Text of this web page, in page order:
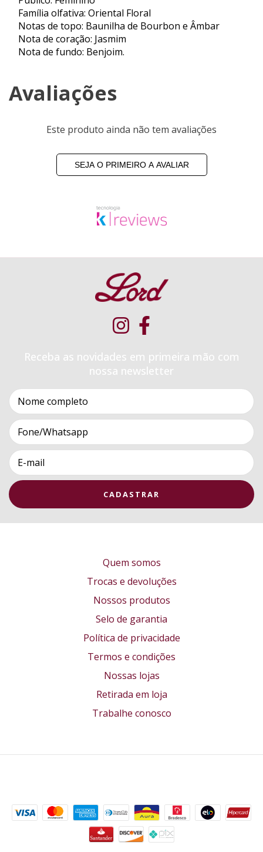
Família olfativa: Oriental Floral
Notas de topo: Baunilha de Bourbon e Âmbar
Nota de coração: Jasmim
Nota de fundo: Benjoim.
Avaliações
Este produto ainda não tem avaliações
SEJA O PRIMEIRO A AVALIAR
Receba as novidades em primeira mão com
nossa newsletter
Quem somos
Trocas e devoluções
Nossos produtos
Selo de garantia
Política de privacidade
Termos e condições
Nossas lojas
Retirada em loja
Trabalhe conosco